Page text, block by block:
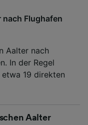
Flughafen
Aalter nach
In der Regel
19 direkten
Aalter